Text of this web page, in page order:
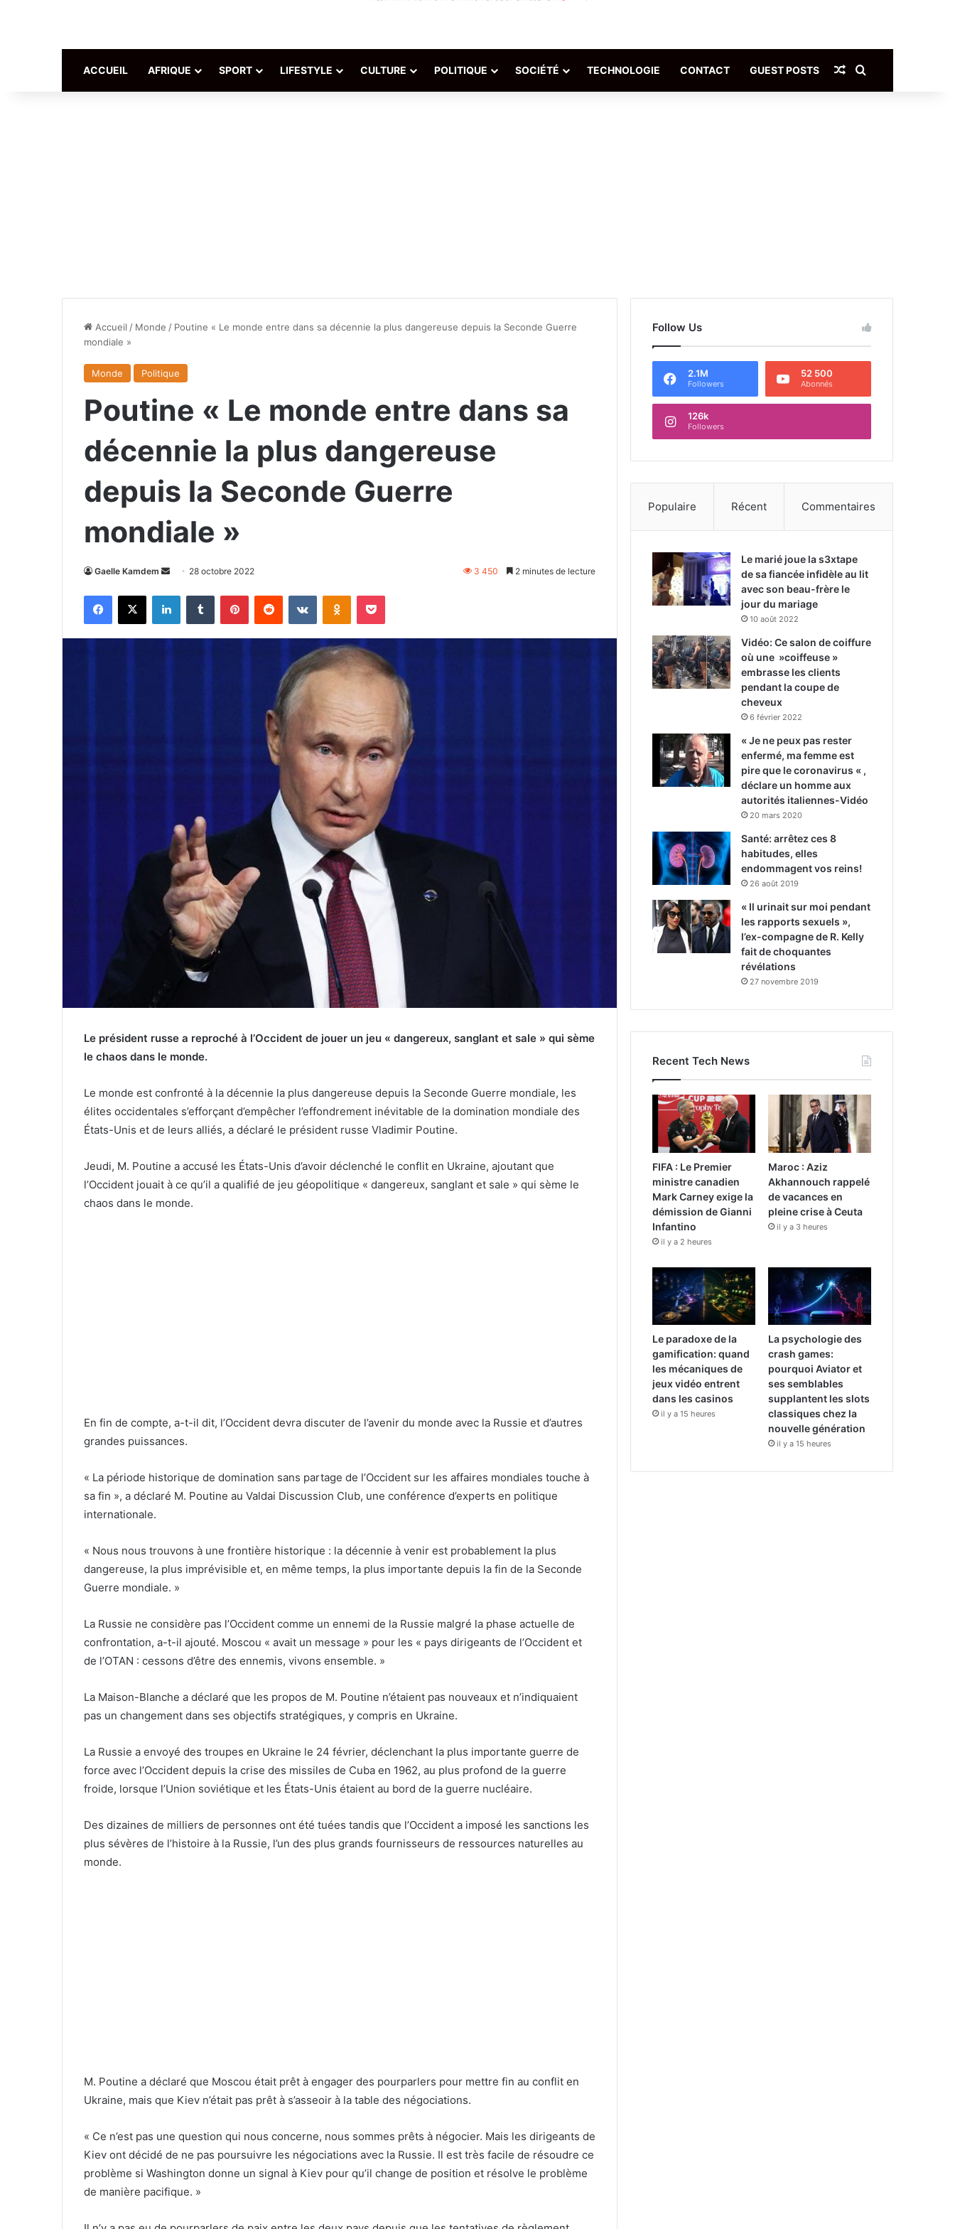
ACCUEIL AFRIQUE SPORT LIFESTYLE CULTURE POLITIQUE SOCIÉTÉ TECHNOLOGIE CONTACT GUEST POSTS Article Aléatoire
Accueil / Monde / Poutine « Le monde entre dans sa décennie la plus dangereuse depuis la Seconde Guerre
mondiale »
Monde Politique
Poutine « Le monde entre dans sa
décennie la plus dangereuse
depuis la Seconde Guerre
mondiale »
Gaelle Kamdem
Envoyer
courriel
28 octobre 2022 3 450 2 minutes de lecture
Facebook
X LinkedinTumblr PinterestReddit VKontakteOdnoklassniki
Pocket
Le président russe a reproché à l’Occident de jouer un jeu « dangereux, sanglant et sale » qui sème
le chaos dans le monde.
Le monde est confronté à la décennie la plus dangereuse depuis la Seconde Guerre mondiale, les
élites occidentales s’efforçant d’empêcher l’effondrement inévitable de la domination mondiale des
États-Unis et de leurs alliés, a déclaré le président russe Vladimir Poutine.
Jeudi, M. Poutine a accusé les États-Unis d’avoir déclenché le conflit en Ukraine, ajoutant que
l’Occident jouait à ce qu’il a qualifié de jeu géopolitique « dangereux, sanglant et sale » qui sème le
chaos dans le monde.
En fin de compte, a-t-il dit, l’Occident devra discuter de l’avenir du monde avec la Russie et d’autres
grandes puissances.
« La période historique de domination sans partage de l’Occident sur les affaires mondiales touche à
sa fin », a déclaré M. Poutine au Valdai Discussion Club, une conférence d’experts en politique
internationale.
« Nous nous trouvons à une frontière historique : la décennie à venir est probablement la plus
dangereuse, la plus imprévisible et, en même temps, la plus importante depuis la fin de la Seconde
Guerre mondiale. »
La Russie ne considère pas l’Occident comme un ennemi de la Russie malgré la phase actuelle de
confrontation, a-t-il ajouté. Moscou « avait un message » pour les « pays dirigeants de l’Occident et
de l’OTAN : cessons d’être des ennemis, vivons ensemble. »
La Maison-Blanche a déclaré que les propos de M. Poutine n’étaient pas nouveaux et n’indiquaient
pas un changement dans ses objectifs stratégiques, y compris en Ukraine.
La Russie a envoyé des troupes en Ukraine le 24 février, déclenchant la plus importante guerre de
force avec l’Occident depuis la crise des missiles de Cuba en 1962, au plus profond de la guerre
froide, lorsque l’Union soviétique et les États-Unis étaient au bord de la guerre nucléaire.
Des dizaines de milliers de personnes ont été tuées tandis que l’Occident a imposé les sanctions les
plus sévères de l’histoire à la Russie, l’un des plus grands fournisseurs de ressources naturelles au
monde.
M. Poutine a déclaré que Moscou était prêt à engager des pourparlers pour mettre fin au conflit en
Ukraine, mais que Kiev n’était pas prêt à s’asseoir à la table des négociations.
« Ce n’est pas une question qui nous concerne, nous sommes prêts à négocier. Mais les dirigeants de
Kiev ont décidé de ne pas poursuivre les négociations avec la Russie. Il est très facile de résoudre ce
problème si Washington donne un signal à Kiev pour qu’il change de position et résolve le problème
de manière pacifique. »
Follow Us
2.1M
Followers
52 500
Abonnés
126k
Followers
Populaire Récent Commentaires
Le marié joue la s3xtape
de sa fiancée infidèle au lit
avec son beau-frère le
jour du mariage
10 août 2022
Vidéo: Ce salon de coiffure
où une »coiffeuse »
embrasse les clients
pendant la coupe de
cheveux
6 février 2022
« Je ne peux pas rester
enfermé, ma femme est
pire que le coronavirus « ,
déclare un homme aux
autorités italiennes-Vidéo
20 mars 2020
Santé: arrêtez ces 8
habitudes, elles
endommagent vos reins!
26 août 2019
« Il urinait sur moi pendant
les rapports sexuels »,
l’ex-compagne de R. Kelly
fait de choquantes
révélations
27 novembre 2019
Recent Tech News
FIFA : Le Premier
ministre canadien
Mark Carney exige la
démission de Gianni
Infantino
il y a 2 heures
Maroc : Aziz
Akhannouch rappelé
de vacances en
pleine crise à Ceuta
il y a 3 heures
Le paradoxe de la
gamification: quand
les mécaniques de
jeux vidéo entrent
dans les casinos
il y a 15 heures
La psychologie des
crash games:
pourquoi Aviator et
ses semblables
supplantent les slots
classiques chez la
nouvelle génération
il y a 15 heures